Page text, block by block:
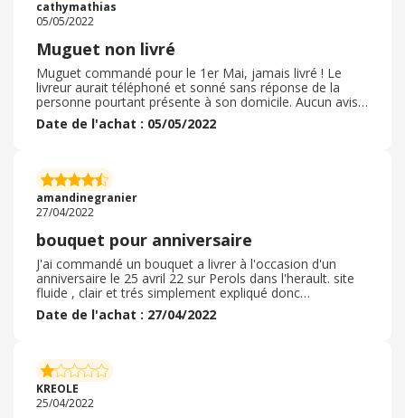
déroulant des occasions spéciales, il ne propose pas
fete des mères, c'est dommage.
cathymathias
05/05/2022
Muguet non livré
Muguet commandé pour le 1er Mai, jamais livré ! Le
livreur aurait téléphoné et sonné sans réponse de la
personne pourtant présente à son domicile. Aucun avis
de passage n’a été déposé . Aucun autre appel n’a été
passé ni par le fleuriste, ni par la société entre fleuristes.
rappelle jamais ! Pas de dédommagement prévu et pas
de muguet non plus! Bilan 44 euros perdus et pas de
muguet pour ma maman de 87 ans qui a patienté tout le
1er Mai! Il n’y a apparemment aucun suivi des livraisons
et pas de re-livraison en cas de problème ! Je déconseille
fortement cette entreprise !
Date de l'achat : 05/05/2022
amandinegranier
27/04/2022
bouquet pour anniversaire
J'ai commandé un bouquet a livrer à l'occasion d'un
anniversaire le 25 avril 22 sur Perols dans l'herault. site
fluide , clair et trés simplement expliqué donc
commande et choix trés facile j'ai obtenu un cash back
via cette commande avec ebuy club la livraison a été
des fleurs sélectionnées. C'est la première fois que je
commandais sur le site et je renouvellerais cette
experience. je n'ai effectué aucun retour ni réclamation
concernant cet achat
Date de l'achat : 27/04/2022
KREOLE
25/04/2022